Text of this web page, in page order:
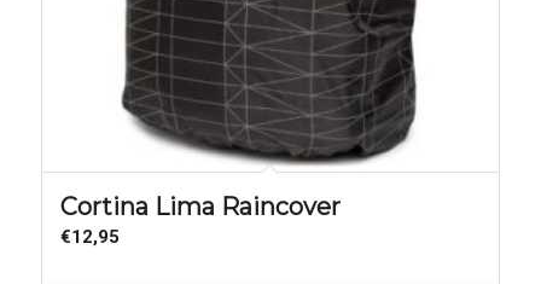
Cortina Lima Raincover
€12,95